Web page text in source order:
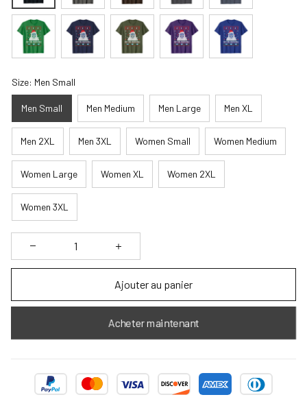
Size: Men Small
Men Small Men Medium Men Large Men XL
Men 2XL Men 3XL Women Small Women Medium
Women Large Women XL Women 2XL
Women 3XL
Ajouter au panier
Acheter maintenant